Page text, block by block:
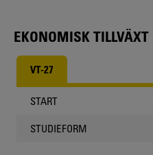
EKONOMISK TILLVÄXT
VT-27
START
STUDIEFORM